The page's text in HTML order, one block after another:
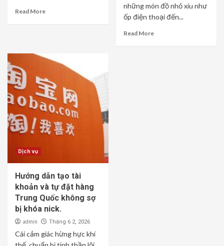
Read More
những món đồ nhỏ xíu như
ốp điện thoại đến...
Read More
Dịch vụ
Hướng dẫn tạo tài
khoản và tự đặt hàng
Trung Quốc không sợ
bị khóa nick.
admin Tháng 6 2, 2026
Cái cảm giác hừng hực khí